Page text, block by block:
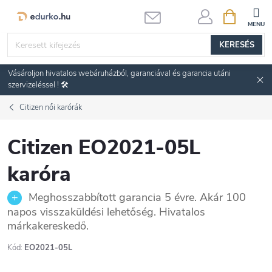
KERESÉS
KOSÁR
Vásároljon hivatalos webáruházból, garanciával és garancia utáni
szervizeléssel ! 🛠️
Citizen női karórák
Citizen EO2021-05L
karóra
Meghosszabbított garancia 5 évre. Akár 100
napos visszaküldési lehetőség. Hivatalos
márkakereskedő.
Kód: EO2021-05L